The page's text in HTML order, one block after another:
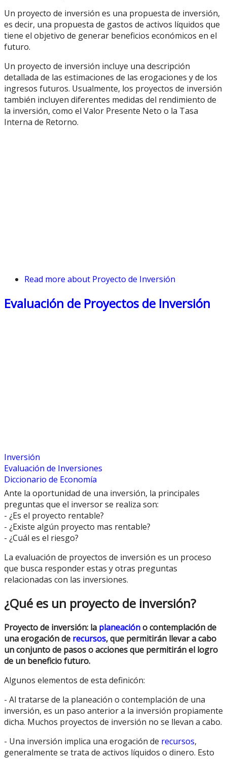
Un proyecto de inversión es una propuesta de inversión,
es decir, una propuesta de gastos de activos líquidos que
tiene el objetivo de generar beneficios económicos en el
futuro.
Un proyecto de inversión incluye una descripción
detallada de las estimaciones de las erogaciones y de los
ingresos futuros. Usualmente, los proyectos de inversión
también incluyen diferentes medidas del rendimiento de
la inversión, como el Valor Presente Neto o la Tasa
Interna de Retorno.
Read more about Proyecto de Inversión
Evaluación de Proyectos de Inversión
Inversión
Evaluación de Inversiones
Diccionario de Economía
Ante la oportunidad de una inversión, la principales
preguntas que el inversor se realiza son:
- ¿Es el proyecto rentable?
- ¿Existe algún proyecto mas rentable?
- ¿Cuál es el riesgo?
La evaluación de proyectos de inversión es un proceso
que busca responder estas y otras preguntas
relacionadas con las inversiones.
¿Qué es un proyecto de inversión?
Proyecto de inversión: la planeacióno contemplación de
una erogación de recursos, que permitirán llevar a cabo
un conjunto de pasos o acciones que permitirán el logro
de un beneficio futuro.
Algunos elementos de esta definicón:
- Al tratarse de la planeación o contemplación de una
inversión, es un paso anterior a la inversión propiamente
dicha. Muchos proyectos de inversión no se llevan a cabo.
- Una inversión implica una erogación de recursos,
generalmente se trata de activos líquidos o dinero. Esto